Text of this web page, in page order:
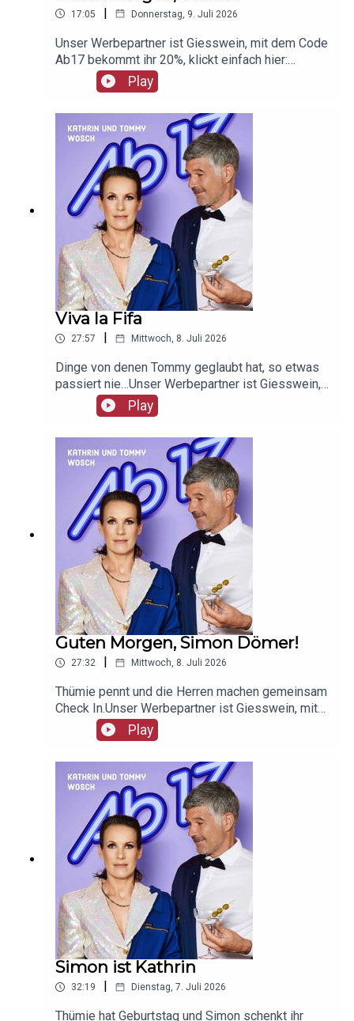
17:05 | Donnerstag, 9. Juli 2026
Unser Werbepartner ist Giesswein, mit dem Code
Ab17 bekommt ihr 20%, klickt einfach hier:
https://serv.linkster.co/r/1qdkaSnEW5
Play
Viva la Fifa
27:57 | Mittwoch, 8. Juli 2026
Dinge von denen Tommy geglaubt hat, so etwas
passiert nie…Unser Werbepartner ist Giesswein,
mit dem Code Ab17 bekommt ihr 20%, klickt
einfach hier:
https://serv.linkster.co/r/1qdkaSnEW5
Play
Guten Morgen, Simon Dömer!
27:32 | Mittwoch, 8. Juli 2026
Thümie pennt und die Herren machen gemeinsam
Check In.Unser Werbepartner ist Giesswein, mit
dem Code Ab17 bekommt ihr 20%, klickt einfach
hier: https://serv.linkster.co/r/1qdkaSnEW5
Play
Simon ist Kathrin
32:19 Dienstag, 7. Juli 2026
Thümie hat Geburtstag und Simon schenkt ihr